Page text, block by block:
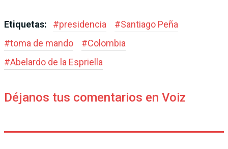
Etiquetas: #presidencia #Santiago Peña
#toma de mando #Colombia
#Abelardo de la Espriella
Déjanos tus comentarios en Voiz